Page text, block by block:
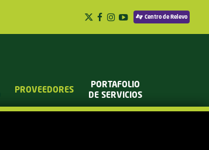
Centro de Relevo
PROVEEDORES
PORTAFOLIO
DE SERVICIOS